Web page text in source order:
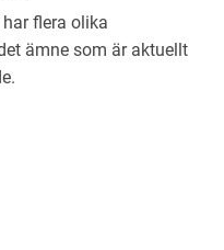
flera olika
ämne som är aktuellt